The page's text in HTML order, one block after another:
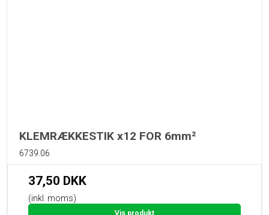
KLEMRÆKKESTIK x12 FOR 6mm²
6739.06
37,50 DKK
(inkl. moms)